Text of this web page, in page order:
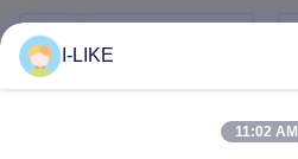
Houtlak
I-LIKE
11:02 AM